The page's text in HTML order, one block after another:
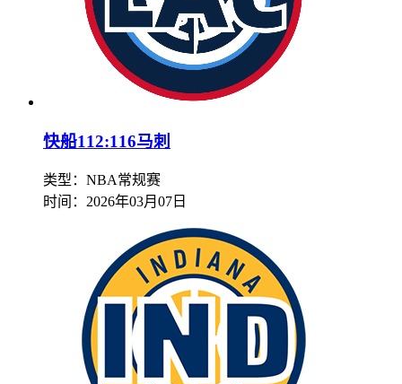
快船112:116马刺
类型：NBA常规赛
时间： 2026年03月07日